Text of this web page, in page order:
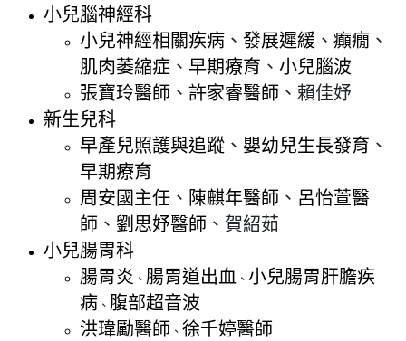
小兒腦神經科
小兒神經相關疾病 、 發展遲緩 、 癲癇 、
肌肉萎縮症 、 早期療育 、 小兒腦波
張寶玲醫師 、 許家睿醫師 、賴佳妤
新生兒科
早產兒照護與追蹤 、 嬰幼兒生長發育 、
早期療育
周安國主任 、 陳麒年醫師 、 呂怡萱醫
師 、 劉思妤醫師 、賀紹茹
小兒腸胃科
腸胃炎 、 腸胃道出血 、 小兒腸胃肝膽疾
病 、 腹部超音波
洪瑋勵醫師 、 徐千婷醫師